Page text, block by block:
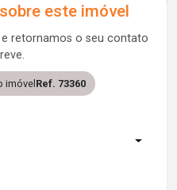
este imóvel
retornamos o seu contato
imóvelRef. 73360